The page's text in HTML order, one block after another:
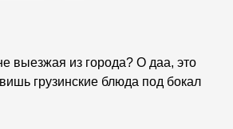
выезжая из города? О даа, это
грузинские блюда под бокал